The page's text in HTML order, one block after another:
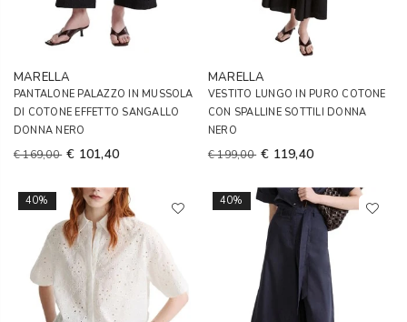
MARELLA
PANTALONE PALAZZO IN MUSSOLA
DI COTONE EFFETTO SANGALLO
DONNA NERO
€ 169,00 € 101,40
MARELLA
VESTITO LUNGO IN PURO COTONE
CON SPALLINE SOTTILI DONNA
NERO
€ 199,00 € 119,40
40% 40%